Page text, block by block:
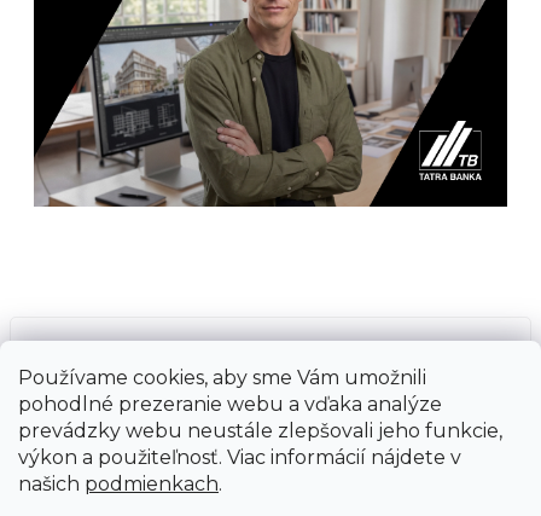
Používame cookies, aby sme Vám umožnili
pohodlné prezeranie webu a vďaka analýze
prevádzky webu neustále zlepšovali jeho funkcie,
výkon a použiteľnosť. Viac informácií nájdete v
našich podmienkach.